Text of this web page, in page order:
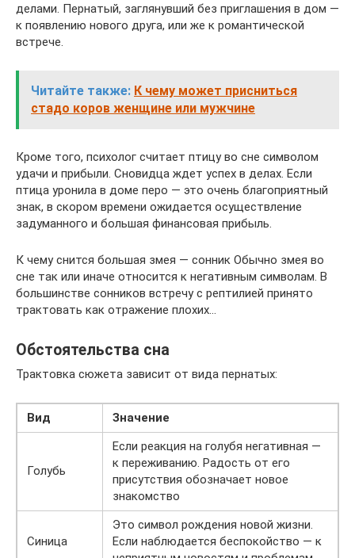
делами. Пернатый, заглянувший без приглашения в дом —
к появлению нового друга, или же к романтической
встрече.
Читайте также: К чему может присниться
стадо коров женщине или мужчине
Кроме того, психолог считает птицу во сне символом
удачи и прибыли. Сновидца ждет успех в делах. Если
птица уронила в доме перо — это очень благоприятный
знак, в скором времени ожидается осуществление
задуманного и большая финансовая прибыль.
К чему снится большая змея — сонник Обычно змея во
сне так или иначе относится к негативным символам. В
большинстве сонников встречу с рептилией принято
трактовать как отражение плохих…
Обстоятельства сна
Трактовка сюжета зависит от вида пернатых:
Вид Значение
Голубь
Если реакция на голубя негативная —
к переживанию. Радость от его
присутствия обозначает новое
знакомство
Синица
Это символ рождения новой жизни.
Если наблюдается беспокойство — к